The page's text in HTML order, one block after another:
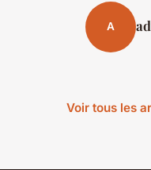
A
Voir tous les